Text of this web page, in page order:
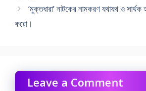
‘মুক্তধারা’ নাটকের নামকরণ যথাযথ ও
করো।
Leave a Comment